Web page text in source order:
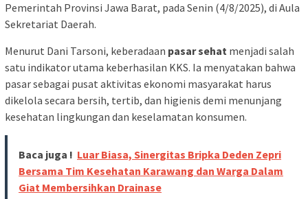
Pemerintah Provinsi Jawa Barat, pada Senin (4/8/2025), di Aula
Sekretariat Daerah.
Menurut Dani Tarsoni, keberadaan pasar sehat menjadi salah
satu indikator utama keberhasilan KKS. Ia menyatakan bahwa
pasar sebagai pusat aktivitas ekonomi masyarakat harus
dikelola secara bersih, tertib, dan higienis demi menunjang
kesehatan lingkungan dan keselamatan konsumen.
Baca juga ! Luar Biasa, Sinergitas Bripka Deden Zepri
Bersama Tim Kesehatan Karawang dan Warga Dalam
Giat Membersihkan Drainase